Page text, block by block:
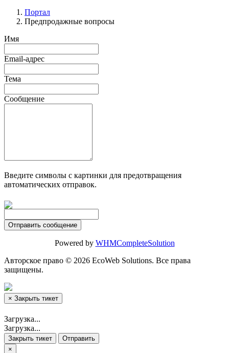
Портал
Предпродажные вопросы
Имя
Email-адрес
Тема
Сообщение
Введите символы с картинки для предотвращения
автоматических отправок.
Отправить сообщение
Powered by WHMCompleteSolution
Авторское право © 2026 EcoWeb Solutions. Все права
защищены.
× Закрыть тикет
Загрузка...
Загрузка...
Закрыть тикет
Отправить
×